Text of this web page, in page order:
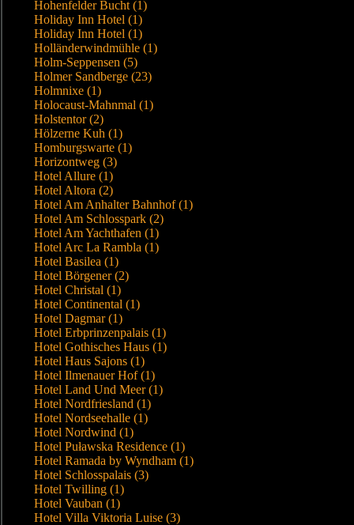
Hohenfelder Bucht (1)
Holiday Inn Hotel (1)
Holiday Inn Hotel (1)
Holländerwindmühle (1)
Holm-Seppensen (5)
Holmer Sandberge (23)
Holmnixe (1)
Holocaust-Mahnmal (1)
Holstentor (2)
Hölzerne Kuh (1)
Homburgswarte (1)
Horizontweg (3)
Hotel Allure (1)
Hotel Altora (2)
Hotel Am Anhalter Bahnhof (1)
Hotel Am Schlosspark (2)
Hotel Am Yachthafen (1)
Hotel Arc La Rambla (1)
Hotel Basilea (1)
Hotel Börgener (2)
Hotel Christal (1)
Hotel Continental (1)
Hotel Dagmar (1)
Hotel Erbprinzenpalais (1)
Hotel Gothisches Haus (1)
Hotel Haus Sajons (1)
Hotel Ilmenauer Hof (1)
Hotel Land Und Meer (1)
Hotel Nordfriesland (1)
Hotel Nordseehalle (1)
Hotel Nordwind (1)
Hotel Puławska Residence (1)
Hotel Ramada by Wyndham (1)
Hotel Schlosspalais (3)
Hotel Twilling (1)
Hotel Vauban (1)
Hotel Villa Viktoria Luise (3)